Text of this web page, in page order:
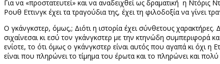
Για να «προστατευτεί» και να αναδειχθεί ως δραματική η Ντόρις
Ρουθ Εττινγκ έχει τα τραγούδια της, έχει τη φιλοδοξία να γίνει
Ο γκάνγκστερ, όμως,; Διότι η ιστορία έχει σύνθετους
σιχαίνεσαι κι εσύ τον γκάνγκστερ με την κτηνώδη συμπεριφορά
ενίοτε, το ότι όμως ο γκάνγκστερ είναι αυτός που αγαπά κι όχι η
είναι που πληρώνει το τίμημα του έρωτα και το πληρώνει και